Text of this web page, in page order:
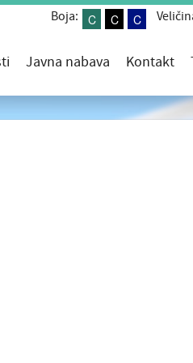
C C C
Boja:
Javna nabava Kontakt